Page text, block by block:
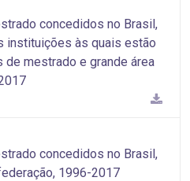
concedidos no Brasil,
instituições às quais estão
mestrado e grande área
concedidos no Brasil,
1996-2017